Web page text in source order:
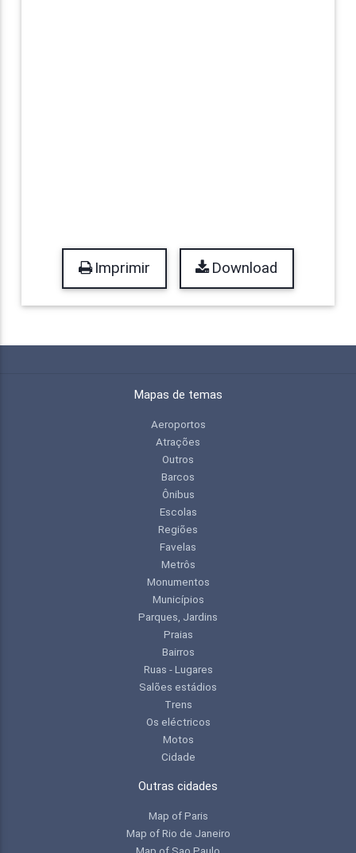
Imprimir Download
Mapas de temas
Aeroportos
Atrações
Outros
Barcos
Ônibus
Escolas
Regiões
Favelas
Metrôs
Monumentos
Municípios
Parques, Jardins
Praias
Bairros
Ruas - Lugares
Salões estádios
Trens
Os eléctricos
Motos
Cidade
Outras cidades
Map of Paris
Map of Rio de Janeiro
Map of Sao Paulo